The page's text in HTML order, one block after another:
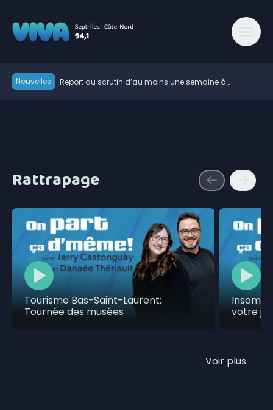
Nouvelles
Report du scrutin d’au moins une semaine à
avance dans les intentions de vote
Essipit conclue une entente pour encadrer
finalistes des Bourses d’honneur de la diversité
ethnoculturelle
L’Ultratrail 2026 du Centre le Rond-Point s’en vient au
parc des Écureuils de Sept-Îles
Bilan météo Côte-Nord juillet 2026 | un peu plus
chaud que la moyenne, beaucoup moins de pluie
Rattrapage
Tourisme Bas-Saint-Laurent:
Tournée des musées
votre
Voir plus